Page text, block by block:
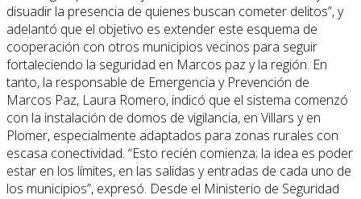
disuadir la presencia de quienes buscan cometer delitos”, y
adelantó que el objetivo es extender este esquema de
cooperación con otros municipios vecinos para seguir
fortaleciendo la seguridad en Marcos paz y la región. En
tanto, la responsable de Emergencia y Prevención de
Marcos Paz, Laura Romero, indicó que el sistema comenzó
con la instalación de domos de vigilancia, en Villars y en
Plomer, especialmente adaptados para zonas rurales con
escasa conectividad. “Esto recién comienza; la idea es poder
estar en los límites, en las salidas y entradas de cada uno de
los municipios”, expresó. Desde el Ministerio de Seguridad